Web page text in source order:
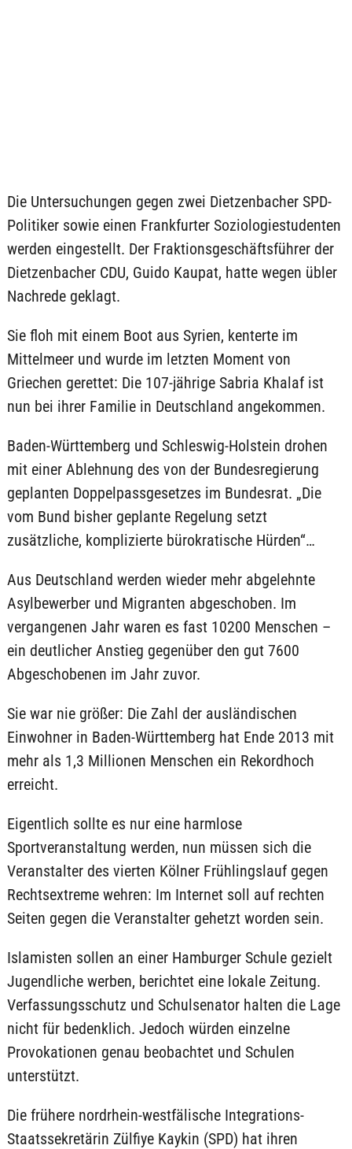
Die Untersuchungen gegen zwei Dietzenbacher SPD-
Politiker sowie einen Frankfurter Soziologiestudenten
werden eingestellt. Der Fraktionsgeschäftsführer der
Dietzenbacher CDU, Guido Kaupat, hatte wegen übler
Nachrede geklagt.
Sie floh mit einem Boot aus Syrien, kenterte im
Mittelmeer und wurde im letzten Moment von
Griechen gerettet: Die 107-jährige Sabria Khalaf ist
nun bei ihrer Familie in Deutschland angekommen.
Baden-Württemberg und Schleswig-Holstein drohen
mit einer Ablehnung des von der Bundesregierung
geplanten Doppelpassgesetzes im Bundesrat. „Die
vom Bund bisher geplante Regelung setzt
zusätzliche, komplizierte bürokratische Hürden“…
Aus Deutschland werden wieder mehr abgelehnte
Asylbewerber und Migranten abgeschoben. Im
vergangenen Jahr waren es fast 10200 Menschen –
ein deutlicher Anstieg gegenüber den gut 7600
Abgeschobenen im Jahr zuvor.
Sie war nie größer: Die Zahl der ausländischen
Einwohner in Baden-Württemberg hat Ende 2013 mit
mehr als 1,3 Millionen Menschen ein Rekordhoch
erreicht.
Eigentlich sollte es nur eine harmlose
Sportveranstaltung werden, nun müssen sich die
Veranstalter des vierten Kölner Frühlingslauf gegen
Rechtsextreme wehren: Im Internet soll auf rechten
Seiten gegen die Veranstalter gehetzt worden sein.
Islamisten sollen an einer Hamburger Schule gezielt
Jugendliche werben, berichtet eine lokale Zeitung.
Verfassungsschutz und Schulsenator halten die Lage
nicht für bedenklich. Jedoch würden einzelne
Provokationen genau beobachtet und Schulen
unterstützt.
Die frühere nordrhein-westfälische Integrations-
Staatssekretärin Zülfiye Kaykin (SPD) hat ihren